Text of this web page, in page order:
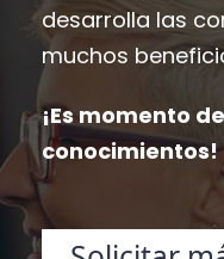
desarrolla las
muchos
¡Es momento
conocimientos!